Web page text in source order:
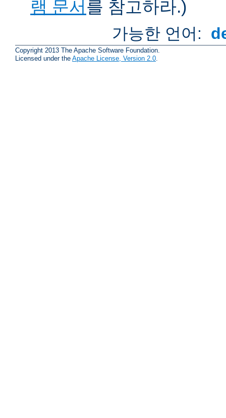
램 문서를 참고하라.)
가능한 언어:
Copyright 2013 The Apache Software Foundation.
Licensed under the Apache License, Version 2.0.